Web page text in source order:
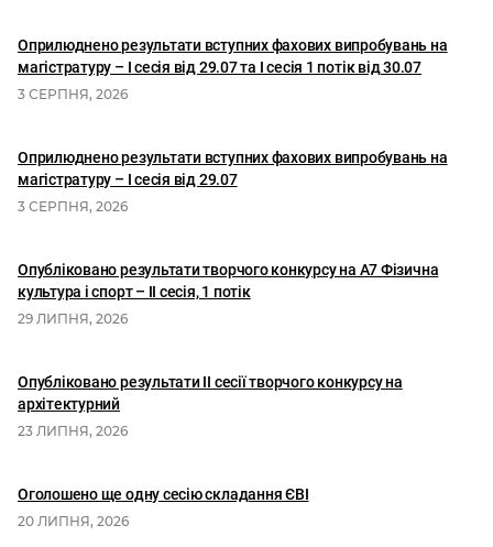
Оприлюднено результати вступних фахових випробувань на
магістратуру – І сесія від 29.07 та І сесія 1 потік від 30.07
3 СЕРПНЯ, 2026
Оприлюднено результати вступних фахових випробувань на
магістратуру – І сесія від 29.07
3 СЕРПНЯ, 2026
Опубліковано результати творчого конкурсу на А7 Фізична
культура і спорт – ІІ сесія, 1 потік
29 ЛИПНЯ, 2026
Опубліковано результати II сесії творчого конкурсу на
архітектурний
23 ЛИПНЯ, 2026
Оголошено ще одну сесію складання ЄВІ
20 ЛИПНЯ, 2026